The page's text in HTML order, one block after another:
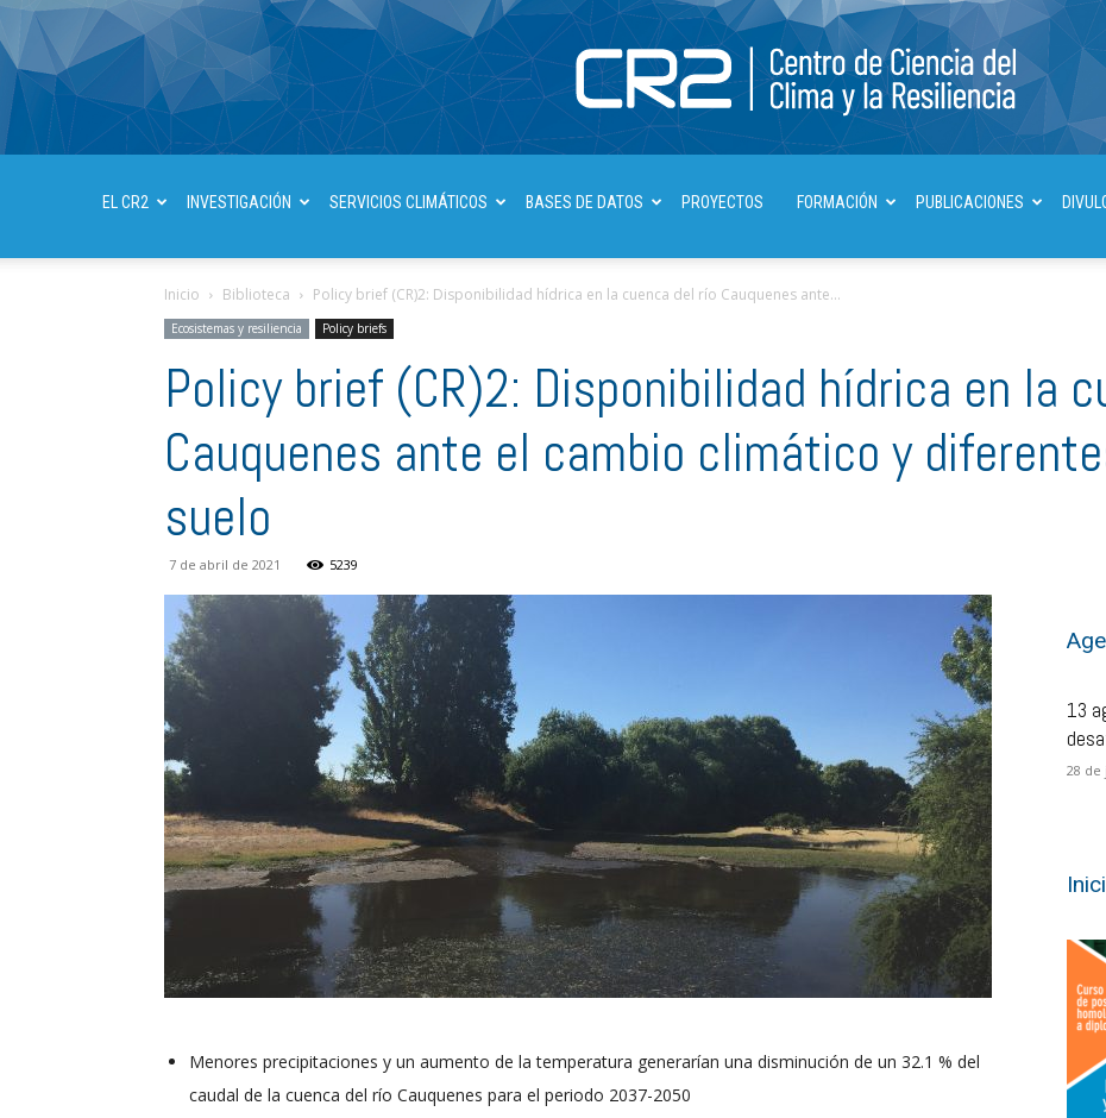
Centro
Clima
EL CR2 INVESTIGACIÓN SERVICIOS CLIMÁTICOS BASES DE DATOS PROYECTOS FORMACIÓN PUBLICACIONES
Inicio Biblioteca Policy brief (CR)2: Disponibilidad hídrica en la cuenca del río Cauquenes ante...
Ecosistemas y resiliencia Policy briefs
Policy brief (CR)2: Disponibilidad hídrica en la
Cauquenes ante el cambio climático y
suelo
7 de abril de 2021 5239
Menores precipitaciones y un aumento de la temperatura generarían una disminución de un 32.1 % del
caudal de la cuenca del río Cauquenes para el periodo 2037-2050
13
28 de